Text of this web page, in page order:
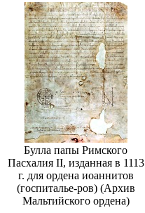
Булла папы Римского
Пасхалия II, изданная в 1113
г. для ордена иоаннитов
(госпиталье-ров) (Архив
Мальтийского ордена)